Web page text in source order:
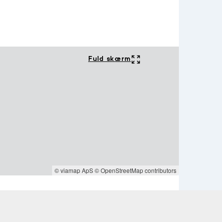
Fuld skærm
© viamap ApS© OpenStreetMap contributors